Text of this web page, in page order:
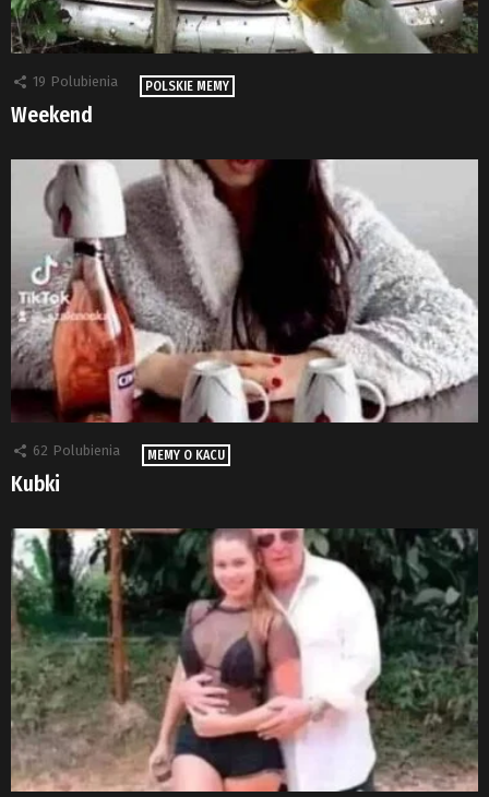
19 Polubienia POLSKIE MEMY
Weekend
62 Polubienia MEMY O KACU
Kubki